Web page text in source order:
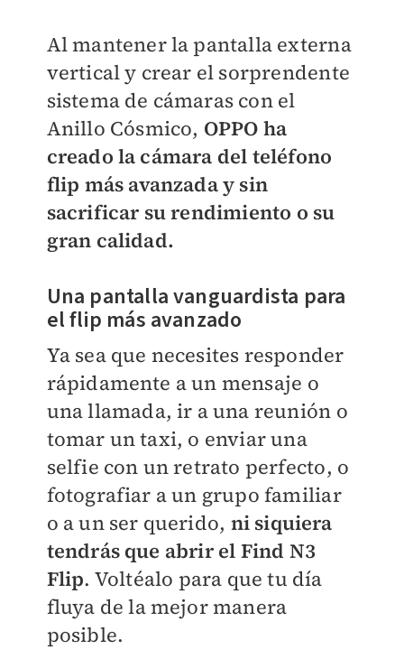
Al mantener la pantalla externa
vertical y crear el sorprendente
sistema de cámaras con el
Anillo Cósmico, OPPO ha
creado la cámara del teléfono
flip más avanzada y sin
sacrificar su rendimiento o su
gran calidad.
Una pantalla vanguardista para
el flip más avanzado
Ya sea que necesites responder
rápidamente a un mensaje o
una llamada, ir a una reunión o
tomar un taxi, o enviar una
selfie con un retrato perfecto, o
fotografiar a un grupo familiar
o a un ser querido, ni siquiera
tendrás que abrir el Find N3
Flip. Voltéalo para que tu día
fluya de la mejor manera
posible.